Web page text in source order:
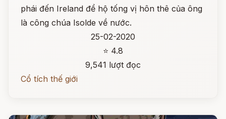
phái đến Ireland để hộ tống vị hôn thê của ông
là công chúa Isolde về nước.
25-02-2020
⭐ 4.8
9,541 lượt đọc
Cổ tích thế giới